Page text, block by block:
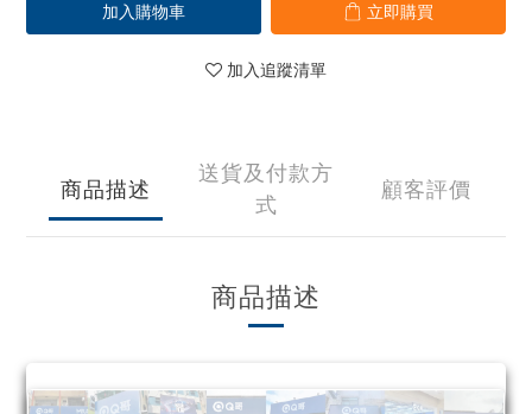
加入購物車 立即購買
加入追蹤清單
商品描述
送貨及付款方
式
顧客評價
商品描述